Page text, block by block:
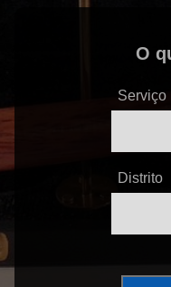
O
Serviço
Distrito